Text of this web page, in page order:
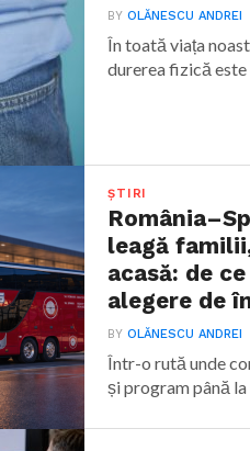
BYOLĂNESCU ANDREI
În toată viața
durerea fizică este
ȘTIRI
leagă
acasă: de
alegere de
BYOLĂNESCU ANDREI
Într-o rută unde
și program până